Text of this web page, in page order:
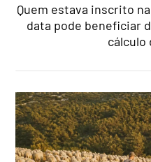
Quem estava inscrito
data pode beneficiar
cálculo